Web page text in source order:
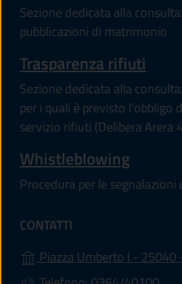
Sezione dedicata alla
pubblicazioni di matrimonio
Trasparenza rifiuti
Sezione dedicata alla
per i quali è previsto l'obbligo
servizio rifiuti (Delibera Arera
Whistleblowing
Procedura per le segnalazioni
CONTATTI
Piazza Umberto I - 25040